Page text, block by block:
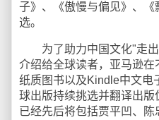
子》、《傲慢与偏见》、
选。
为了助力中国文化"走出
介绍给全球读者，亚马逊
纸质图书以及Kindle中文电
球出版持续挑选并翻译出
已经先后将包括贾平凹、陈